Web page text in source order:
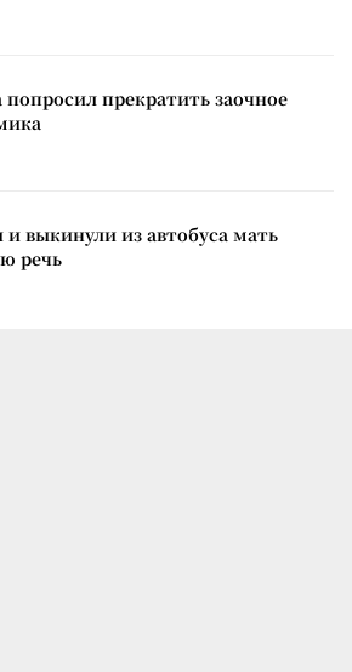
попросил прекратить заочное
выкинули из автобуса мать
речь